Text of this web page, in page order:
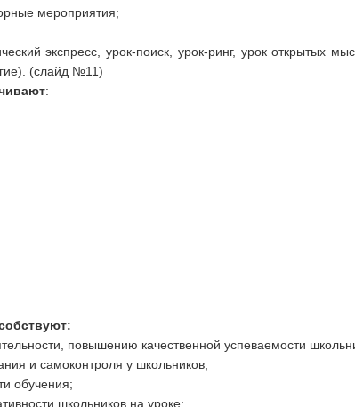
мероприятия;
экспресс, урок-поиск, урок-ринг, урок открытых
(слайд №11)
:
повышению качественной успеваемости
и самоконтроля у школьников;
обучения;
школьников на уроке;